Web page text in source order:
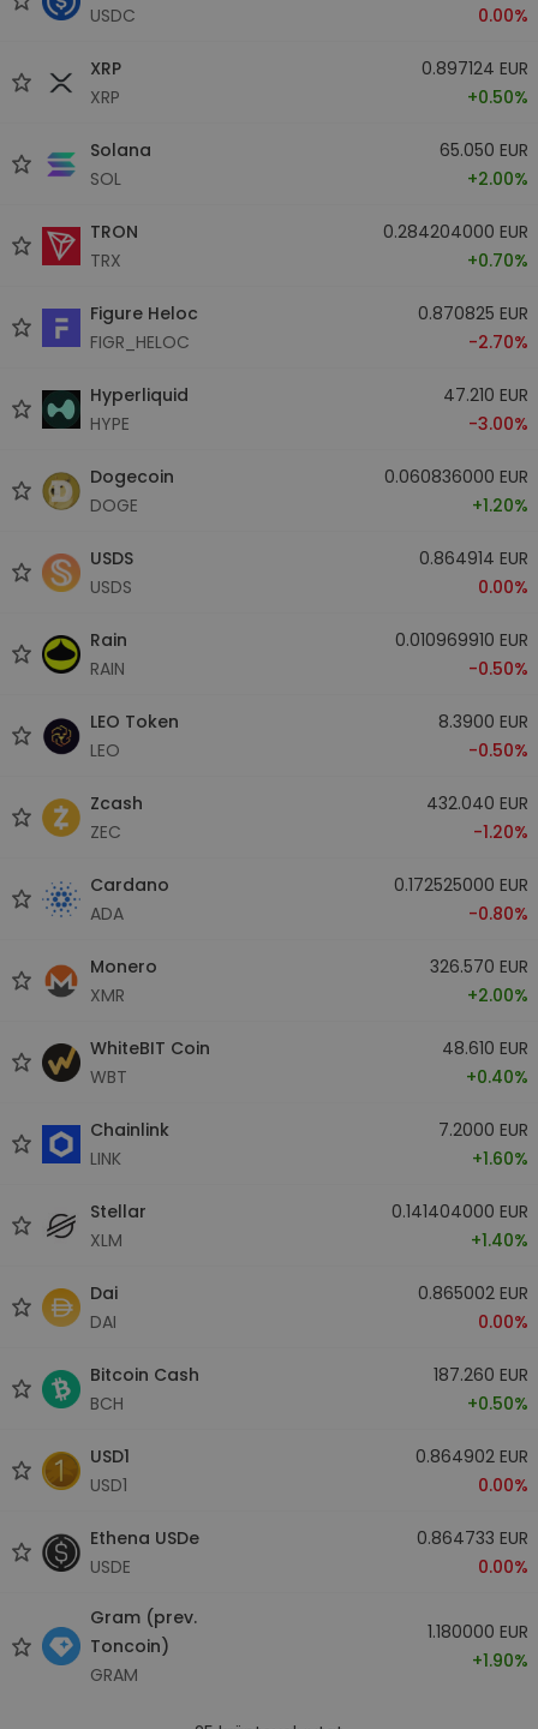
USDC
0.00%
XRP
XRP
0.897124 EUR
+0.50%
Solana
SOL
65.050 EUR
+2.00%
TRON
TRX
0.284204000 EUR
+0.70%
Figure Heloc
FIGR_HELOC
0.870825 EUR
-2.70%
Hyperliquid
HYPE
47.210 EUR
-3.00%
Dogecoin
DOGE
0.060836000 EUR
+1.20%
USDS
USDS
0.864914 EUR
0.00%
Rain
RAIN
0.010969910 EUR
-0.50%
LEO Token
LEO
8.3900 EUR
-0.50%
Zcash
ZEC
432.040 EUR
-1.20%
Cardano
ADA
0.172525000 EUR
-0.80%
Monero
XMR
326.570 EUR
+2.00%
WhiteBIT Coin
WBT
48.610 EUR
+0.40%
Chainlink
LINK
7.2000 EUR
+1.60%
Stellar
XLM
0.141404000 EUR
+1.40%
Dai
DAI
0.865002 EUR
0.00%
Bitcoin Cash
BCH
187.260 EUR
+0.50%
USD1
USD1
0.864902 EUR
0.00%
Ethena USDe
USDE
0.864733 EUR
0.00%
Gram (prev.
Toncoin)
GRAM
1.180000 EUR
+1.90%